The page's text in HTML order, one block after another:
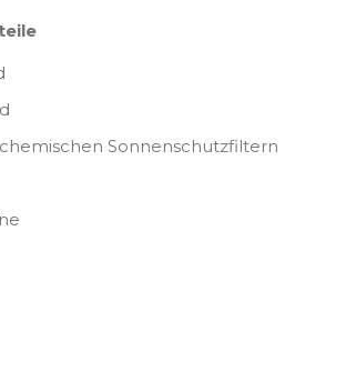
Sonnenschutzfiltern